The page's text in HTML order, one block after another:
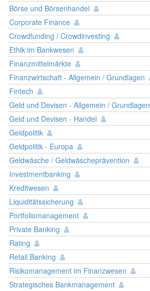
Börse und Börsenhandel
Corporate Finance
Crowdfunding / Crowdinvesting
Ethik im Bankwesen
Finanzmittelmärkte
Finanzwirtschaft - Allgemein / Grundlagen
Fintech
Geld und Devisen - Allgemein / Grundlagen
Geld und Devisen - Handel
Geldpolitik
Geldpolitik - Europa
Geldwäsche / Geldwäscheprävention
Investmentbanking
Kreditwesen
Liquiditätssicherung
Portfoliomanagement
Private Banking
Rating
Retail Banking
Risikomanagement im Finanzwesen
Strategisches Bankmanagement